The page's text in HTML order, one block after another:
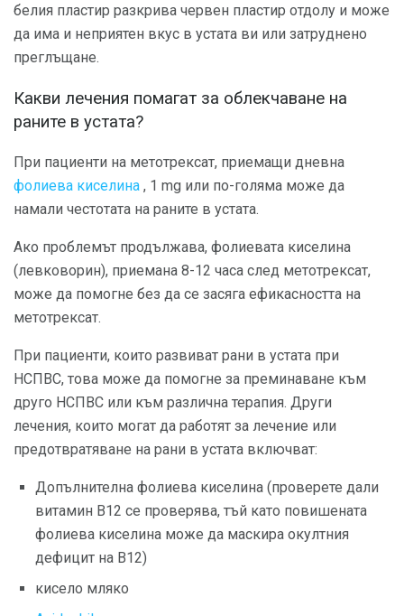
белия пластир разкрива червен пластир отдолу и може
да има и неприятен вкус в устата ви или затруднено
преглъщане.
Какви лечения помагат за облекчаване на
раните в устата?
При пациенти на метотрексат, приемащи дневна
фолиева киселина , 1 mg или по-голяма може да
намали честотата на раните в устата.
Ако проблемът продължава, фолиевата киселина
(левковорин), приемана 8-12 часа след метотрексат,
може да помогне без да се засяга ефикасността на
метотрексат.
При пациенти, които развиват рани в устата при
НСПВС, това може да помогне за преминаване към
друго НСПВС или към различна терапия. Други
лечения, които могат да работят за лечение или
предотвратяване на рани в устата включват:
Допълнителна фолиева киселина (проверете дали
витамин В12 се проверява, тъй като повишената
фолиева киселина може да маскира окултния
дефицит на B12)
кисело мляко